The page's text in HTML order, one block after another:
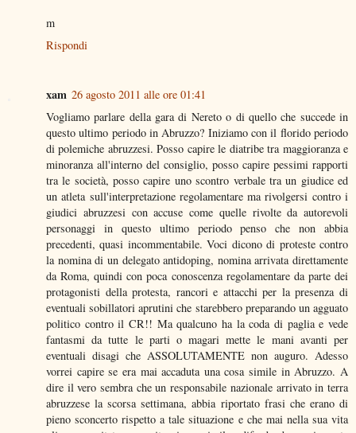
m
Rispondi
xam 26 agosto 2011 alle ore 01:41
Vogliamo parlare della gara di Nereto o di quello che succede in
questo ultimo periodo in Abruzzo? Iniziamo con il florido periodo
di polemiche abruzzesi. Posso capire le diatribe tra maggioranza e
minoranza all'interno del consiglio, posso capire pessimi rapporti
tra le società, posso capire uno scontro verbale tra un giudice ed
un atleta sull'interpretazione regolamentare ma rivolgersi contro i
giudici abruzzesi con accuse come quelle rivolte da autorevoli
personaggi in questo ultimo periodo penso che non abbia
precedenti, quasi incommentabile. Voci dicono di proteste contro
la nomina di un delegato antidoping, nomina arrivata direttamente
da Roma, quindi con poca conoscenza regolamentare da parte dei
protagonisti della protesta, rancori e attacchi per la presenza di
eventuali sobillatori aprutini che starebbero preparando un agguato
politico contro il CR!! Ma qualcuno ha la coda di paglia e vede
fantasmi da tutte le parti o magari mette le mani avanti per
eventuali disagi che ASSOLUTAMENTE non auguro. Adesso
vorrei capire se era mai accaduta una cosa simile in Abruzzo. A
dire il vero sembra che un responsabile nazionale arrivato in terra
abruzzese la scorsa settimana, abbia riportato frasi che erano di
pieno sconcerto rispetto a tale situazione e che mai nella sua vita